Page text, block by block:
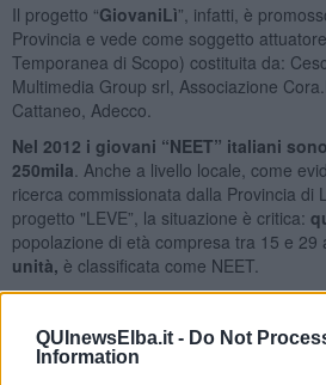
QUInewsElba.it - Do Not
Information
Il progetto “GiovaniLì”, infatti, è
Provincia e vede come soggetto
Temporanea di Scopo) costituita da:
Multimedia Group srl, Associazione
Cattaneo, Adecco.
Nel 2012 i giovani “NEET” italiani
250mila . Anche a livello locale, come
ricerca commissionata dalla Provincia di
progetto "LEVE”, la situazione è critica:
popolazione di età compresa tra 15 e 29
unità, è classificata come NEET.
“La nostra èuna delle province con il
giovanile più alto
tra le regioni del
Guido Cruschelli. “Oltre al fenomeno dei